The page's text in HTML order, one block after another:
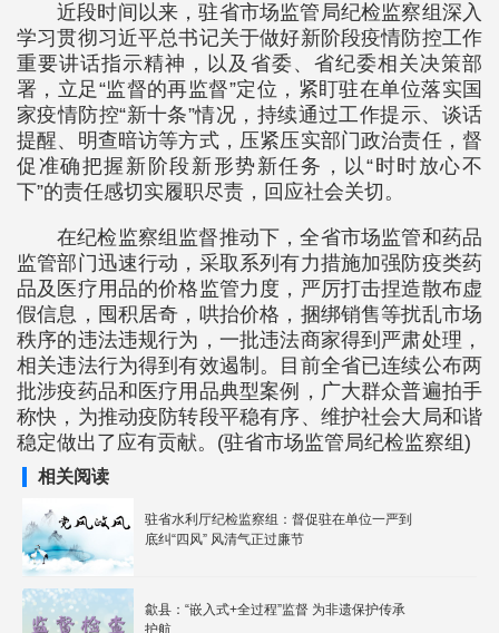
近段时间以来，驻省市场监管局纪检监察组深入
学习贯彻习近平总书记关于做好新阶段疫情防控工作
重要讲话指示精神，以及省委、省纪委相关决策部
署，立足“监督的再监督”定位，紧盯驻在单位落实国
家疫情防控“新十条”情况，持续通过工作提示、谈话
提醒、明查暗访等方式，压紧压实部门政治责任，督
促准确把握新阶段新形势新任务，以“时时放心不
下”的责任感切实履职尽责，回应社会关切。
在纪检监察组监督推动下，全省市场监管和药品
监管部门迅速行动，采取系列有力措施加强防疫类药
品及医疗用品的价格监管力度，严厉打击捏造散布虚
假信息，囤积居奇，哄抬价格，捆绑销售等扰乱市场
秩序的违法违规行为，一批违法商家得到严肃处理，
相关违法行为得到有效遏制。目前全省已连续公布两
批涉疫药品和医疗用品典型案例，广大群众普遍拍手
称快，为推动疫防转段平稳有序、维护社会大局和谐
稳定做出了应有贡献。(驻省市场监管局纪检监察组)
相关阅读
驻省水利厅纪检监察组：督促驻在单位一严到
底纠“四风” 风清气正过廉节
歙县：“嵌入式+全过程”监督 为非遗保护传承
护航